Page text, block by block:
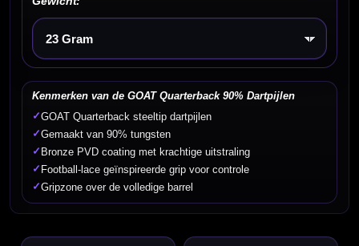
Kies een optie
Kenmerken van de GOAT Quarterback 90% Dartpijlen
✓GOAT Quarterback steeltip dartpijlen
✓Gemaakt van 90% tungsten
✓ Bronze PVD coating met krachtige uitstraling
✓ Football-lace geïnspireerde grip voor controle
✓Gripzone over de volledige barrel